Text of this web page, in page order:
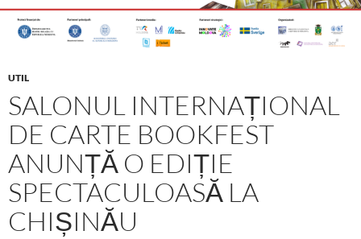
UTIL
SALONUL INTERNAȚIONAL
DE CARTE BOOKFEST
ANUNȚĂ O EDIȚIE
SPECTACULOASĂ LA
CHIȘINĂU